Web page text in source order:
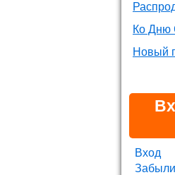
Ко Дню
Новый
Вход